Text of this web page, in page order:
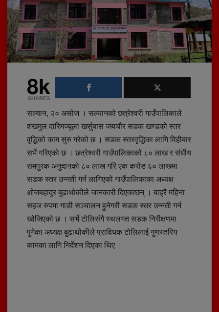
8k
SHARES
सल्यान, २० असोज । सल्यानको छत्रेश्वरी गाउँपालिकाले
शंखमुल दारिमज्यूला खर्सुबास जयचौर सडक खण्डको स्तर
वृद्धिको काम सुरु गरेको छ । सडक स्तरवृद्धिका लागि विहीबार
सर्भे गरिएको छ । छत्रेश्वरी गाउँपालिकाको ८० लाख र संघीय
समपुरक अनुदानको ८० लाख गरि एक करोड ६० लाखमा
सडक स्तर उन्नती गर्न लागिएको गाउँपालिकाका अध्यक्ष
ओजबहादुर बुढाथोकीले जानकारी दिएकाछन् । बाह्रै महिना
सहज रुपमा गाडी सञ्चालन हुनेगरी सडक स्तर उन्नती गर्न
खोजिएको छ । सर्भे टोलिसंगै स्थलगत सडक निरीक्षणमा
पुगेका अध्यक्ष बुढाथोकीले प्राविधक टोलिलाई गुणस्तरिय
कामका लागि निर्देशन दिएका थिए ।